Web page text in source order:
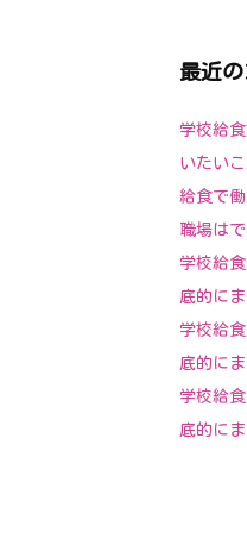
最近
学校給
いたいこ
給食で
職場は
学校給
底的に
学校給
底的に
学校給
底的に